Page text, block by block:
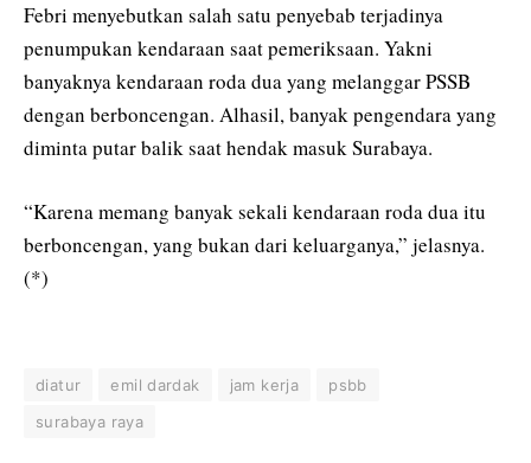
Febri menyebutkan salah satu penyebab terjadinya
penumpukan kendaraan saat pemeriksaan. Yakni
banyaknya kendaraan roda dua yang melanggar PSSB
dengan berboncengan. Alhasil, banyak pengendara yang
diminta putar balik saat hendak masuk Surabaya.
“Karena memang banyak sekali kendaraan roda dua itu
berboncengan, yang bukan dari keluarganya,” jelasnya.
(*)
diatur emil dardak jam kerja
psbb
surabaya raya